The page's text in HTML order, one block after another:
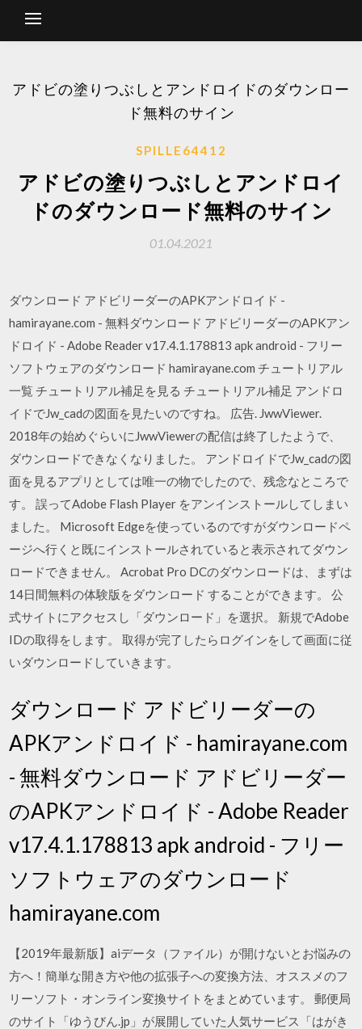
アドビの塗りつぶしとアンドロイドのダウンロー
ド無料のサイン
SPILLE64412
アドビの塗りつぶしとアンドロイ
ドのダウンロード無料のサイン
01.04.2021
ダウンロード アドビリーダーのAPKアンドロイド -
hamirayane.com - 無料ダウンロード アドビリーダーのAPKアン
ドロイド - Adobe Reader v17.4.1.178813 apk android - フリー
ソフトウェアのダウンロード hamirayane.com チュートリアル
一覧 チュートリアル補足を見る チュートリアル補足 アンドロ
イドでJw_cadの図面を見たいのですね。 広告. JwwViewer.
2018年の始めぐらいにJwwViewerの配信は終了したようで、
ダウンロードできなくなりました。 アンドロイドでJw_cadの図
面を見るアプリとしては唯一の物でしたので、残念なところで
す。 誤ってAdobe Flash Player をアンインストールしてしまい
ました。 Microsoft Edgeを使っているのですがダウンロードペ
ージへ行くと既にインストールされていると表示されてダウン
ロードできません。 Acrobat Pro DCのダウンロードは、まずは
14日間無料の体験版をダウンロード することができます。 公
式サイトにアクセスし「ダウンロード」を選択。 新規でAdobe
IDの取得をします。 取得が完了したらログインをして画面に従
いダウンロードしていきます。
ダウンロード アドビリーダーの
APKアンドロイド - hamirayane.com
- 無料ダウンロード アドビリーダー
のAPKアンドロイド - Adobe Reader
v17.4.1.178813 apk android - フリー
ソフトウェアのダウンロード
hamirayane.com
【2019年最新版】aiデータ（ファイル）が開けないとお悩みの
方へ！簡単な開き方や他の拡張子への変換方法、オススメのフ
リーソフト・オンライン変換サイトをまとめています。 郵便局
のサイト「ゆうびん.jp」が展開していた人気サービス「はがき